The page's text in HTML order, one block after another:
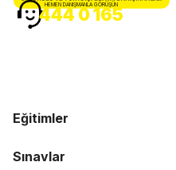
Eğitimler
Sınavlar
HEMEN DANIŞMANLA GÖRÜŞÜN
444 0 165